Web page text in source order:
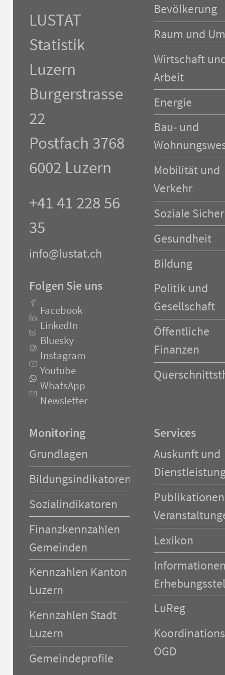
LUSTAT
Statistik
Luzern
Burgerstrasse
22
Postfach 3768
6002 Luzern
+41 41 228 56
35
info@lustat.ch
Folgen Sie uns
Facebook
LinkedIn
Bluesky
Instagram
Youtube
WhatsApp
Newsletter
überspringen
Bevölkerung
Raum und
Wirtschaft
Arbeit
Energie
Bau- und
Mobilität und
Verkehr
Soziale
Gesundheit
Bildung
Politik und
Gesellschaft
Öffentliche
Finanzen
Monitoring
überspringen
Grundlagen
Bildungsindikatoren
Sozialindikatoren
Finanzkennzahlen
Gemeinden
Kennzahlen Kanton
Luzern
Kennzahlen Stadt
Luzern
Gemeindeprofile
Services
überspringen
Auskunft und
Lexikon
LuReg
OGD